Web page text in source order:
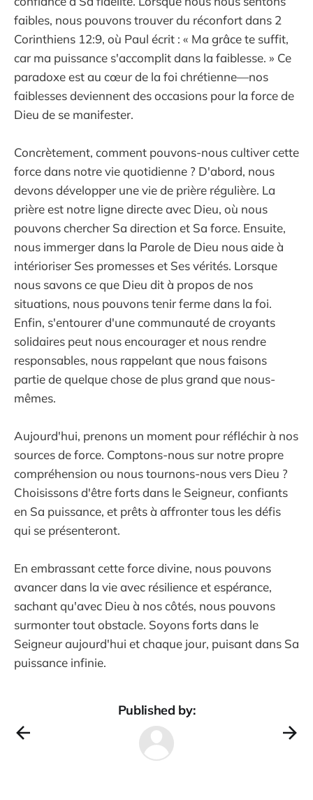
faibles, nous pouvons trouver du réconfort dans 2
Corinthiens 12:9, où Paul écrit : « Ma grâce te suffit,
car ma puissance s'accomplit dans la faiblesse. » Ce
paradoxe est au cœur de la foi chrétienne—nos
faiblesses deviennent des occasions pour la force de
Dieu de se manifester.
Concrètement, comment pouvons-nous cultiver cette
force dans notre vie quotidienne ? D'abord, nous
devons développer une vie de prière régulière. La
prière est notre ligne directe avec Dieu, où nous
pouvons chercher Sa direction et Sa force. Ensuite,
nous immerger dans la Parole de Dieu nous aide à
intérioriser Ses promesses et Ses vérités. Lorsque
nous savons ce que Dieu dit à propos de nos
situations, nous pouvons tenir ferme dans la foi.
Enfin, s'entourer d'une communauté de croyants
solidaires peut nous encourager et nous rendre
responsables, nous rappelant que nous faisons
partie de quelque chose de plus grand que nous-
mêmes.
Aujourd'hui, prenons un moment pour réfléchir à nos
sources de force. Comptons-nous sur notre propre
compréhension ou nous tournons-nous vers Dieu ?
Choisissons d'être forts dans le Seigneur, confiants
en Sa puissance, et prêts à affronter tous les défis
qui se présenteront.
En embrassant cette force divine, nous pouvons
avancer dans la vie avec résilience et espérance,
sachant qu'avec Dieu à nos côtés, nous pouvons
surmonter tout obstacle. Soyons forts dans le
Seigneur aujourd'hui et chaque jour, puisant dans Sa
puissance infinie.
Published by: